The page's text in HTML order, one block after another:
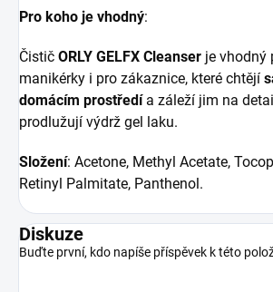
Pro koho je vhodný:
Čistič ORLY GELFX Cleanser je vhodný
manikérky i pro zákaznice, které chtějí
domácím prostředía záleží jim na
prodlužují výdrž gel laku.
Složení: Acetone, Methyl Acetate,
Retinyl Palmitate, Panthenol.
Diskuze
Buďte první, kdo napíše příspěvek k této